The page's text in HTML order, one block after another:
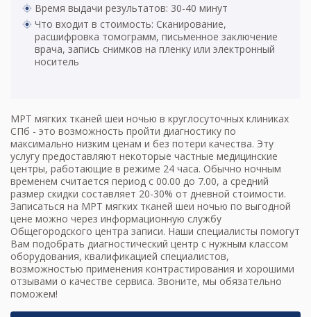
Время выдачи результатов: 30-40 минут
Что входит в стоимость: Сканирование,
расшифровка томограмм, письменное заключение
врача, запись снимков на пленку или электронный
носитель
МРТ мягких тканей шеи ночью в круглосуточных клиниках
СПб - это возможность пройти диагностику по
максимально низким ценам и без потери качества. Эту
услугу предоставляют некоторые частные медицинские
центры, работающие в режиме 24 часа. Обычно ночным
временем считается период с 00.00 до 7.00, а средний
размер скидки составляет 20-30% от дневной стоимости.
Записаться на МРТ мягких тканей шеи ночью по выгодной
цене можно через информационную службу
Общегородского центра записи. Наши специалисты помогут
Вам подобрать диагностический центр с нужным классом
оборудования, квалификацией специалистов,
возможностью применения контрастирования и хорошими
отзывами о качестве сервиса. Звоните, мы обязательно
поможем!